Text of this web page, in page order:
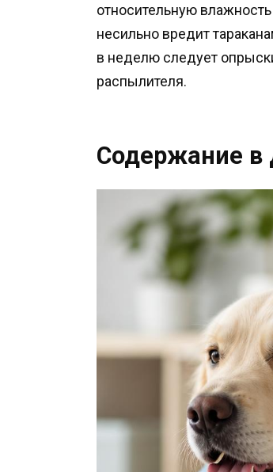
относительную
несильно вредит
в неделю следует
распылителя.
Содержание в